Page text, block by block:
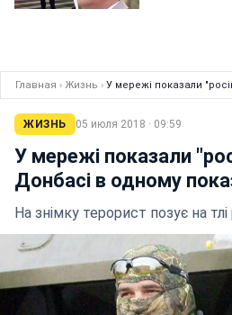
Главная › Жизнь › У мережі показали
ЖИЗНЬ 05 июля 2018 · 09:59
У мережі показали
Донбасі в одному
На знімку терорист позує на тлі